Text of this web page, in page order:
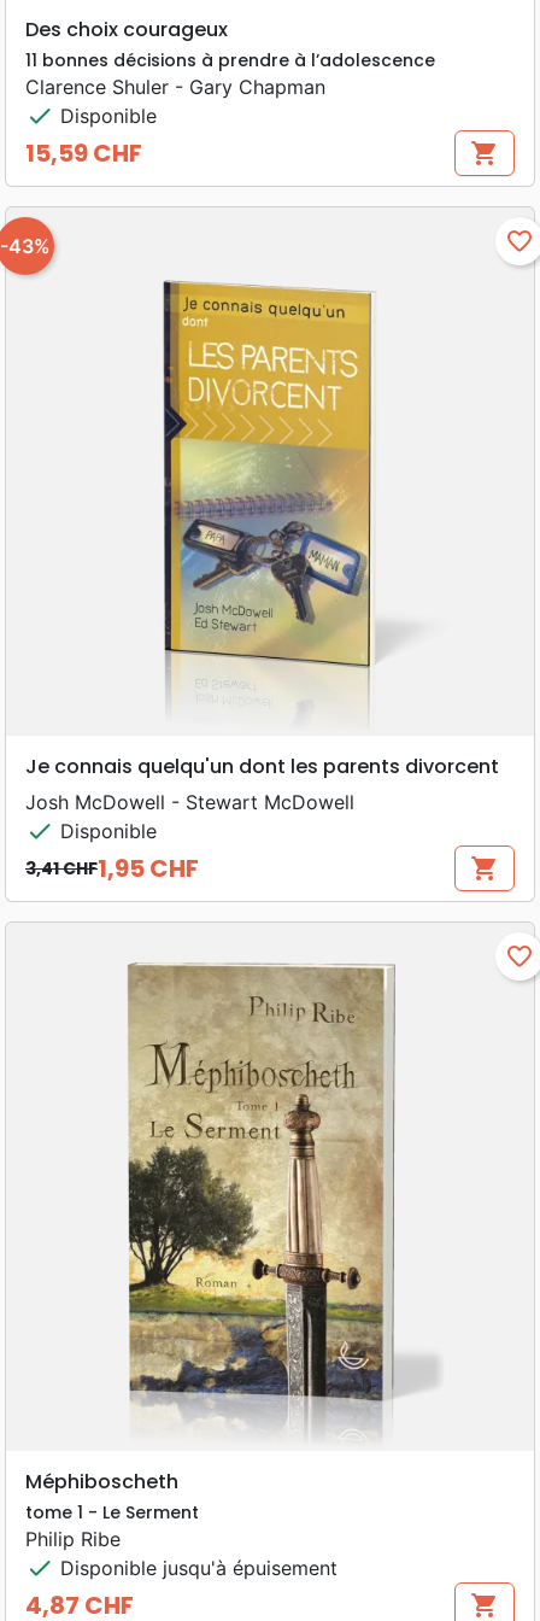
Des choix courageux
11 bonnes décisions à prendre à l’adolescence
Clarence Shuler - Gary Chapman
check Disponible
Prix
15,59 CHF shopping_cart
-43% favorite_border
Je connais quelqu'un dont les parents divorcent
Josh McDowell - Stewart McDowell
check Disponible
Prix de base
3,41 CHF
Prix 1,95 CHF shopping_cart
favorite_border
Méphiboscheth
tome 1 - Le Serment
Philip Ribe
check Disponible jusqu'à épuisement
4,87 CHF shopping_cart